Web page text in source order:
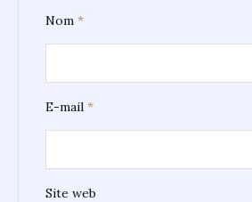
Nom *
E-mail *
Site web